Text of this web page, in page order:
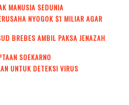
MANUSIA SEDUNIA
NYOGOK $1 MILIAR AGAR
BREBES AMBIL PAKSA JENAZAH
SOEKARNO
UNTUK DETEKSI VIRUS